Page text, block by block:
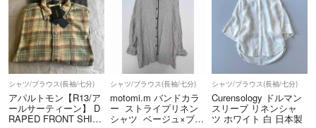
シャツ/ブラウス(長袖/七分)
アパルトモン【R13/ア
ールサーティーン】 D
RAPED FRONT SHIR
シャツ/ブラウス(長袖/七分)
motomi.m バンドカラ
ー ストライプリネン
シャツ ベージュ×ブラ
シャツ/ブラウス(長袖/七分)
Curensology ドルマン
スリーブ リネンシャ
ツ ホワイト 白 日本製